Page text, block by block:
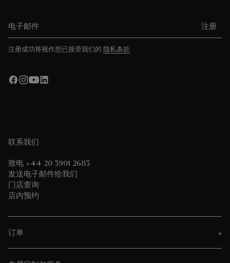
注册
注册成功将视作您已接受我们的 隐私条款
联系我们
致电 +44 20 3901 2683
发送电子邮件给我们
门店查询
店内预约
订单